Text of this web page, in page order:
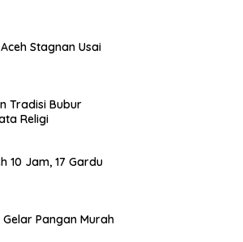
Stagnan Usai
Tradisi Bubur
Religi
10 Jam, 17 Gardu
Pangan Murah